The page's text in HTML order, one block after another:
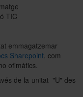
TIC
emmagatzemar
Sharepoint , com
ofimàtics.
de la unitat "U" des